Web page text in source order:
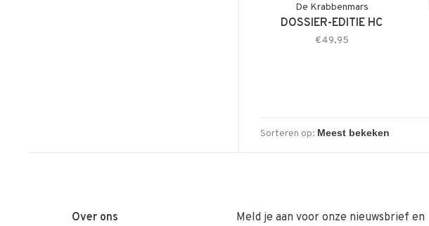
De Krabbenmars
DOSSIER-EDITIE HC
€49,95
Sorteren op:
Over ons
Meld je aan voor onze nieuwsbrief en